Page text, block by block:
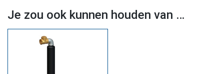
Je zou ook kunnen houden van …